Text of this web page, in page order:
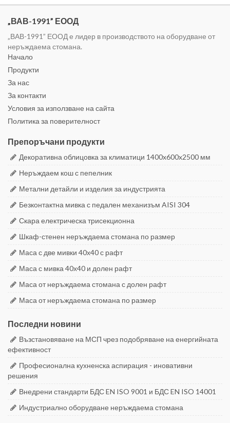
„ВАВ-1991” ЕООД
„ВАВ-1991” ЕООД е лидер в производството на оборудване от
неръждаема стомана.
Начало
Продукти
За нас
За контакти
Условия за използване на сайта
Политика за поверителност
Препоръчани продукти
Декоративна облицовка за климатици 1400x600x2500 мм
Неръждаем кош с пепелник
Метални детайли и изделия за индустрията
Безконтактна мивка с педален механизъм AISI 304
Скара електрическа трисекционна
Шкаф-стенен неръждаема стомана по размер
Маса с две мивки 40х40 с рафт
Маса с мивка 40х40 и долен рафт
Маса от неръждаема стомана с долен рафт
Маса от неръждаема стомана по размер
Последни новини
Възстановяване на МСП чрез подобряване на енергийната
ефективност
Професионална кухненска аспирация - иновативни
решения
Внедрени стандарти БДС EN ISO 9001 и БДС EN ISO 14001
Индустриално оборудване неръждаема стомана